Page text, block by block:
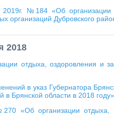
2019г. №184 «Об
организаций Дубровского
2018
отдыха, оздоровления и
в указ Губернатора
Брянской области в 2018
«Об организации отдыха,